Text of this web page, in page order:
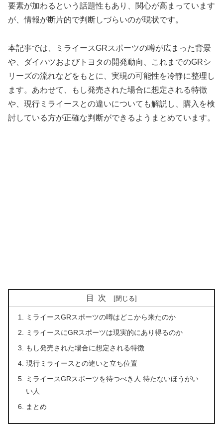
要素が加わるという話題性もあり、関心が高まっています
が、情報が断片的で判断しづらいのが現状です。
本記事では、ミライースGRスポーツの噂が広まった背景
や、ダイハツおよびトヨタの開発動向、これまでのGRシ
リーズの流れなどをもとに、実現の可能性を冷静に整理し
ます。あわせて、もし発売された場合に想定される特徴
や、現行ミライースとの違いについても解説し、購入を検
討している方が正確な判断ができるようまとめています。
目次
ミライースGRスポーツの噂はどこから来たのか
ミライースにGRスポーツは現実的にあり得るのか
もし発売された場合に想定される特徴
現行ミライースとの違いと立ち位置
ミライースGRスポーツを待つべき人 待たないほうがい
い人
まとめ